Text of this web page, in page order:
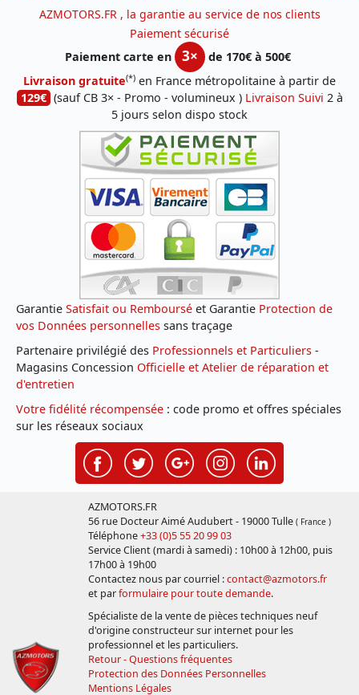
AZMOTORS.FR , la garantie au service de nos clients
Paiement sécurisé
Paiement carte en
3×
de 170€ à 500€
Livraison gratuite(*) en France métropolitaine à partir de
129€ (sauf CB 3× - Promo - volumineux ) Livraison Suivi 2 à
5 jours selon dispo stock
Garantie Satisfait ou Remboursé et Garantie Protection de
vos Données personnelles sans traçage
Partenaire privilégié des Professionnels et Particuliers -
Magasins Concession Officielle et Atelier de réparation et
d'entretien
Votre fidélité récompensée : code promo et offres spéciales
sur les réseaux sociaux
AZMOTORS.FR
56 rue Docteur Aimé Audubert - 19000 Tulle ( France )
Téléphone+33 (0)5 55 20 99 03
Service Client (mardi à samedi) : 10h00 à 12h00, puis
17h00 à 19h00
Contactez nous par courriel :contact@azmotors.fr
et parformulaire pour toute demande.
Spécialiste de la vente de pièces techniques neuf
d'origine constructeur sur internet pour les
professionnel et les particuliers.
Retour - Questions fréquentes
Protection des Données Personnelles
Mentions Légales